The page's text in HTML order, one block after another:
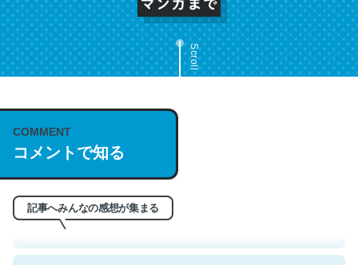
Scroll
COMMENT
コメントで知る
記事へみんなの感想が集まる
これは名文。彼はとてもクレバーなんだろうなと凄く思
う。英語少しでも読める人は原文もお勧め。自分はこの流
れ好き。Let’s Fucking Go. Then Covid hit. Shit.
─今のこの状況が信じられるかい？ by ラーズ・ヌートバー